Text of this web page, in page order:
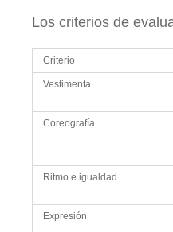
Los criterios de
Criterio
Vestimenta
Coreografía
Ritmo e igualdad
Expresión